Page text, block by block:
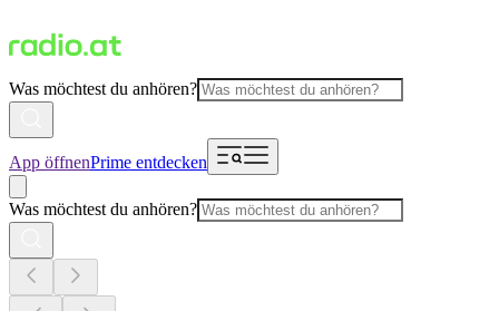
Was möchtest du anhören?
App öffnenPrime entdecken
Was möchtest du anhören?